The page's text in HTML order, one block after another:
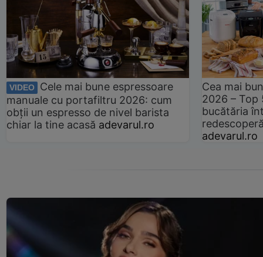
VIDEO
Cele mai bune espressoare
manuale cu portafiltru 2026: cum
obții un espresso de nivel barista
chiar la tine acasă adevarul.ro
Cea mai
2026 –
bucătăria
adevarul.ro